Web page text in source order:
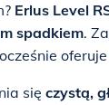
Erlus Level
spadkiem.
oferuje
się czystą,